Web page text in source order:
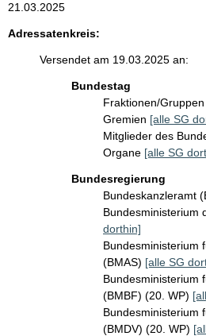
21.03.2025
Adressatenkreis:
Versendet am 19.03.2025 an:
Bundestag
Fraktionen/Gruppen
Gremien [alle SG
Mitglieder des
Organe [alle SG
Bundesregierung
Bundeskanzleramt
Bundesministerium
dorthin]
Bundesministerium
(BMAS) [alle SG
Bundesministerium
(BMBF) (20. WP)
Bundesministerium
(BMDV) (20. WP)